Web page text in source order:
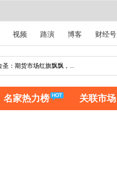
视频 路演 博客 财经号
名家热力榜 关联市场